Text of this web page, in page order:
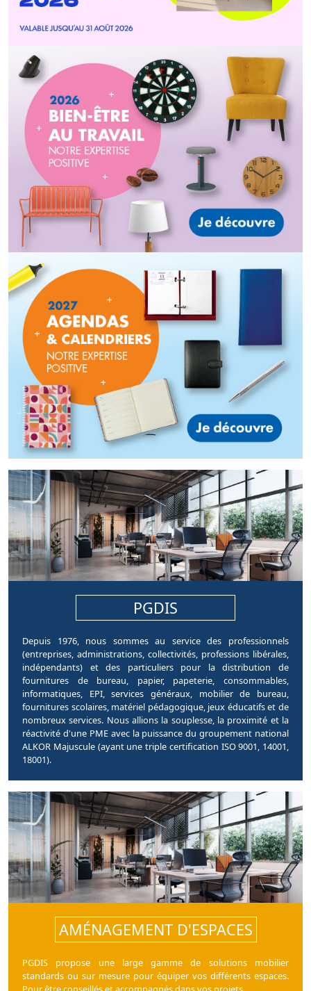
PGDIS
Depuis 1976, nous sommes au service des professionnels
(entreprises, administrations, collectivités, professions libérales,
indépendants) et des particuliers pour la distribution de
fournitures de bureau, papier, papeterie, consommables,
informatiques, EPI, services généraux, mobilier de bureau,
fournitures scolaires, matériel pédagogique, jeux éducatifs et de
nombreux services. Nous allions la souplesse, la proximité et la
réactivité d'une PME avec la puissance du groupement national
ALKOR Majuscule (ayant une triple certification ISO 9001, 14001,
18001).
AMÉNAGEMENT D'ESPACES
PGDIS propose une large gamme de solutions mobilier
standards ou sur mesure pour équiper vos différents espaces.